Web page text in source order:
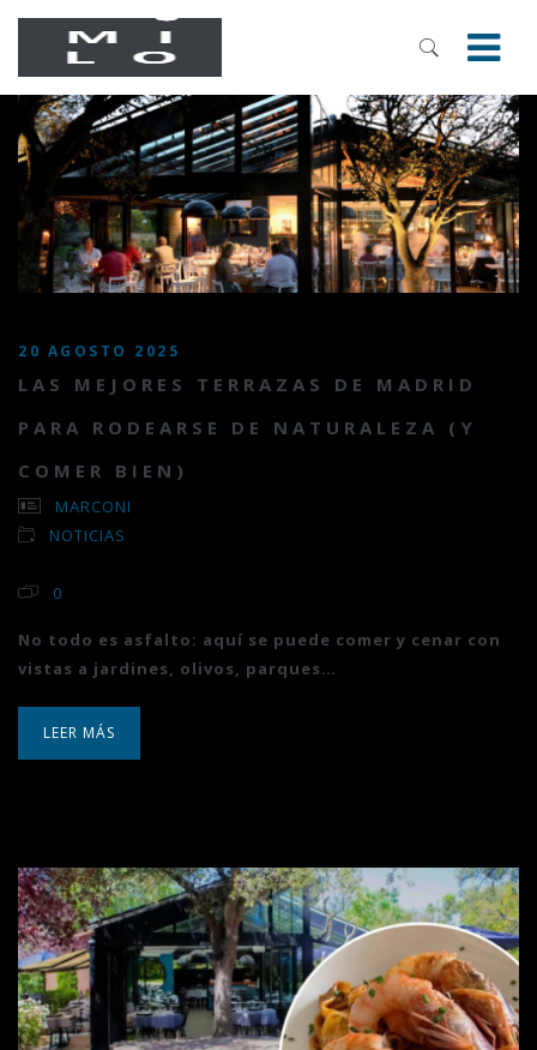
20 AGOSTO 2025
LAS MEJORES TERRAZAS DE MADRID
PARA RODEARSE DE NATURALEZA (Y
COMER BIEN)
MARCONI
NOTICIAS
0
No todo es asfalto: aquí se puede comer y cenar con
vistas a jardines, olivos, parques…
LEER MÁS